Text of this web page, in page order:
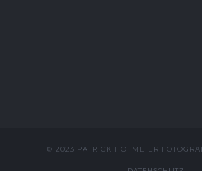
© 2023 PATRICK HOFMEIER